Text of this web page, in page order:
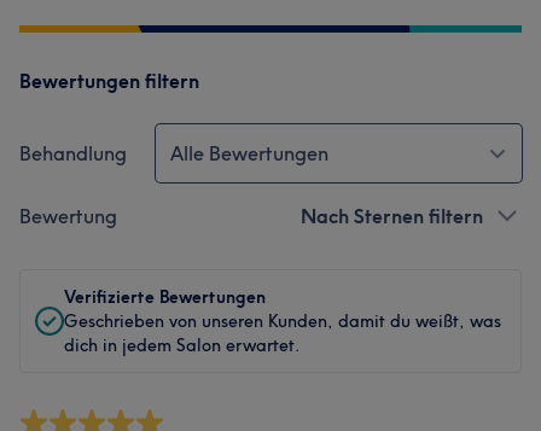
Bewertungen filtern
Behandlung Alle Bewertungen
Bewertung Nach Sternen filtern
Verifizierte Bewertungen
Geschrieben von unseren Kunden, damit du weißt, was
dich in jedem Salon erwartet.